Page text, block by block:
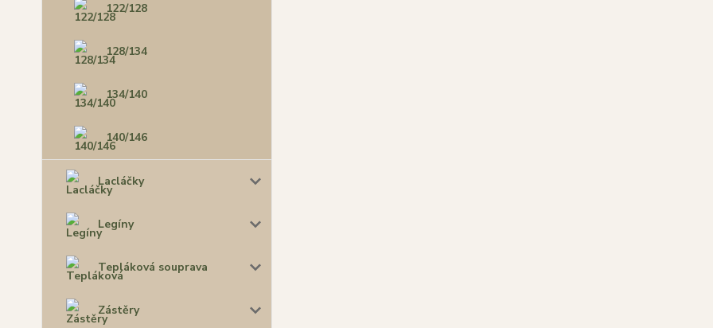
122/128
128/134
134/140
140/146
Lacláčky
Legíny
Tepláková souprava
Zástěry